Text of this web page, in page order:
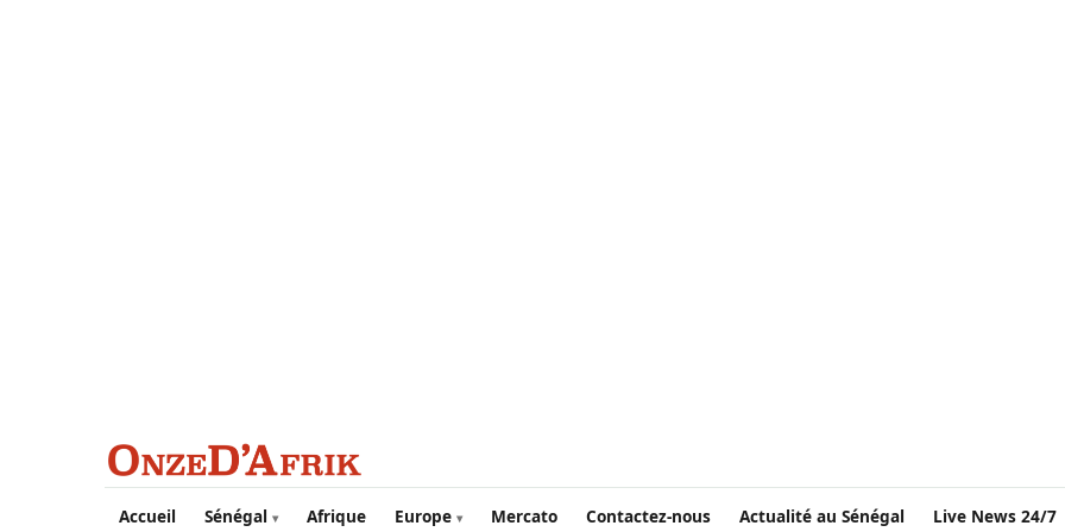
Aller au contenu principal
Accueil Sénégal Afrique Europe Mercato Contactez-nous Actualité au Sénégal Live News 24/7